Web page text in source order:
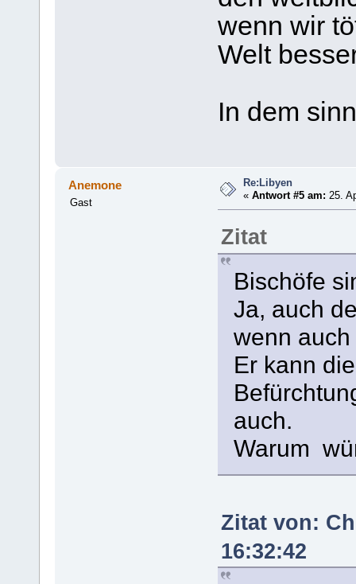
wenn wir
Welt
In dem
Anemone
Gast
Re:Libyen
«Antwort #5 am: 25.
Zitat
Bischöfe
Ja, auch
wenn
Er kann
auch.
Warum
Zitat von:
16:32:42